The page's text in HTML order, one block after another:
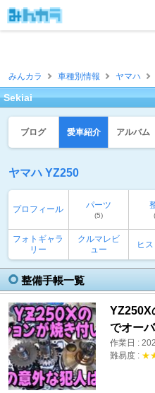
みんカラ 車種別情報 ヤマハ
Sekiai
ブログ 愛車紹介 アルバム
ヤマハ YZ250
プロフィール パーツ
(5)
フォトギャラ
リー
クルマレビ
ュー
ヒ
整備手帳一覧
YZ250X
でオー
作業日 :
難易度 :